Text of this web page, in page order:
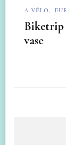
A VÉLO
Biketrip
vase